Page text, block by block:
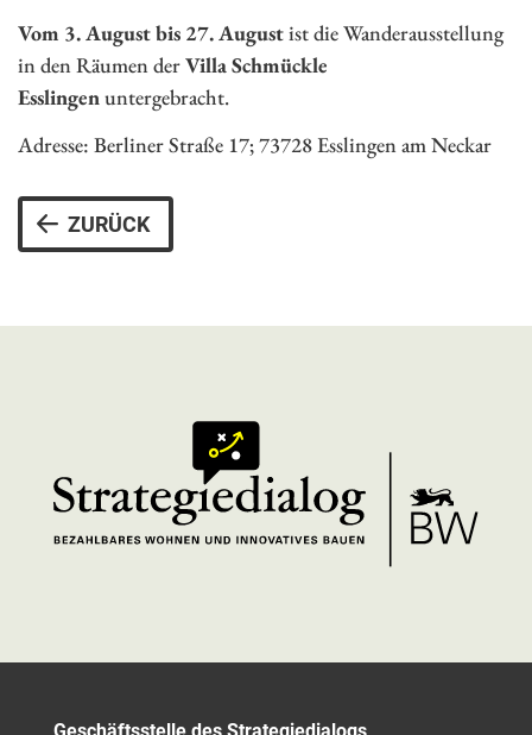
Vom 3. August bis 27. Augustist die Wanderausstellung
in den Räumen derVilla Schmückle
Esslingen untergebracht.
Adresse: Berliner Straße 17; 73728 Esslingen am Neckar
ZURÜCK